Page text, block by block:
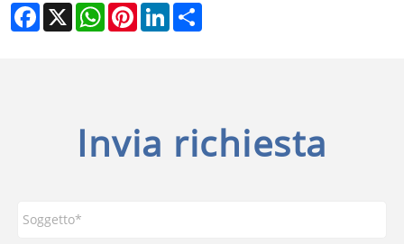
Facebook
X WhatsAppPinterestLinkedIn
Invia richiesta